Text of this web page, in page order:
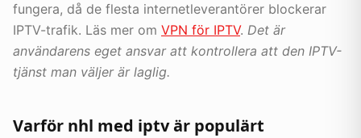
fungera, då de flesta internetleverantörer blockerar
IPTV-trafik. Läs mer om VPN för IPTV. Det är
användarens eget ansvar att kontrollera att den IPTV-
tjänst man väljer är laglig.
Varför nhl med iptv är populärt